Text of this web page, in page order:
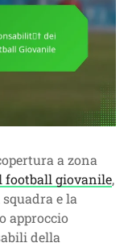
a zona
football giovanile,
e la
approccio
della